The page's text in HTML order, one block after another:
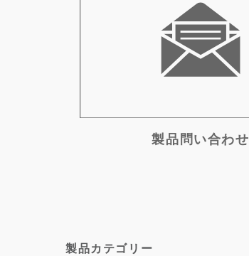
製品問い合わせ
製品カテゴリー